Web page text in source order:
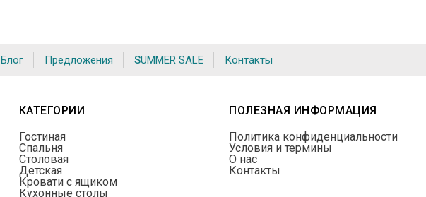
Блог Предложения SUMMER SALE Контакты
КАТЕГОРИИ
Гостиная
Спальня
Столовая
Детская
Кровати с ящиком
Кухонные столы
ПОЛЕЗНАЯ ИНФОРМАЦИЯ
Политика конфиденциальности
Условия и термины
О нас
Контакты